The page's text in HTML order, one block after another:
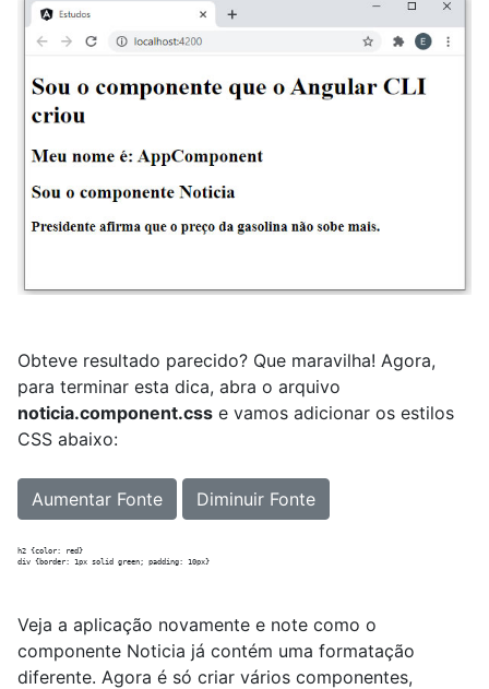
Obteve resultado parecido? Que maravilha! Agora,
para terminar esta dica, abra o arquivo
noticia.component.css e vamos adicionar os estilos
CSS abaixo:
Aumentar Fonte Diminuir Fonte
h2 {color: red}
Veja a aplicação novamente e note como o
componente Noticia já contém uma formatação
diferente. Agora é só criar vários componentes,